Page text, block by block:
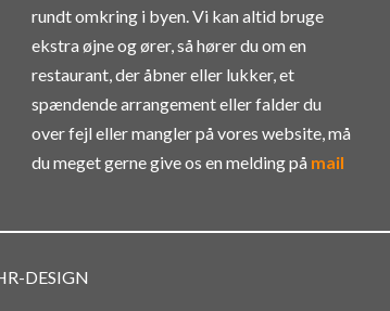
rundt omkring i byen. Vi kan altid bruge
ekstra øjne og ører, så hører du om en
restaurant, der åbner eller lukker, et
spændende arrangement eller falder du
over fejl eller mangler på vores website, må
du meget gerne give os en melding på mail
DESIGN